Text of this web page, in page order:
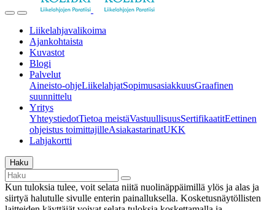
Liikelahjavalikoima
Ajankohtaista
Kuvastot
Blogi
Palvelut
Aineisto-ohjeLiikelahjatSopimusasiakkuusGraafinen
suunnittelu
Yritys
YhteystiedotTietoa meistäVastuullisuusSertifikaatitEettinen
ohjeistus toimittajilleAsiakastarinatUKK
Lahjakortti
Haku
Kun tuloksia tulee, voit selata niitä nuolinäppäimillä ylös ja alas ja
siirtyä halutulle sivulle enterin painalluksella. Kosketusnäytöllisten